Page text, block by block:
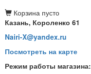
Корзина пусто
Казань, Короленко 61
Nairi-X@yandex.ru
Посмотреть на карте
Режим работы магазина: